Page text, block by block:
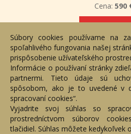
Cena: 590
Súbory cookies používame na
spoľahlivého fungovania našej
prispôsobenie užívateľského
Informácie o používaní stránky
partnermi. Tieto údaje sú
spôsobom, ako je to uvedené v
spracovaní cookies“.
Vyjadrite svoj súhlas so
prostredníctvom súborov
tlačidiel. Súhlas môžete kedykoľvek